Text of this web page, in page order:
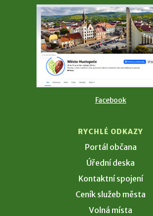
Facebook
RYCHLÉ ODKAZY
Portál občana
Úřední deska
Kontaktní spojení
Ceník služeb města
Volná místa